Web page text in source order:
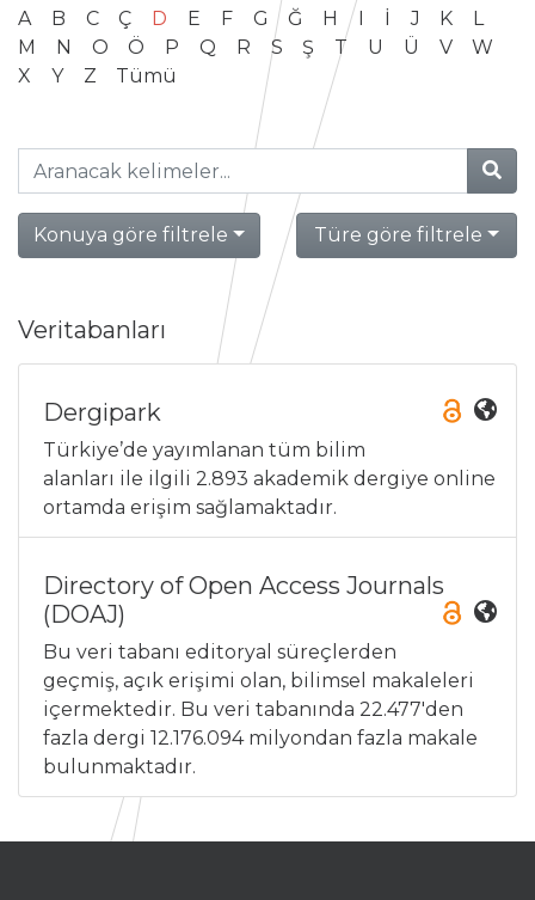
A B C Ç D E F G Ğ H I İ J K
L
M
N O Ö P Q R S Ş T U Ü V
W
X
Y Z Tümü
Konuya göre filtrele Türe göre filtrele
Veritabanları
Dergipark
Türkiye’de yayımlanan tüm bilim
alanları ile ilgili 2.893 akademik dergiye online
ortamda erişim sağlamaktadır.
Directory of Open Access Journals
(DOAJ)
Bu veri tabanı editoryal süreçlerden
geçmiş, açık erişimi olan, bilimsel makaleleri
içermektedir. Bu veri tabanında 22.477'den
fazla dergi 12.176.094 milyondan fazla makale
bulunmaktadır.